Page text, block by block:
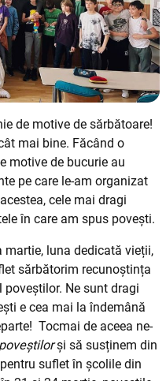
de motive de sărbătoare!
mai bine. Făcând o
motive de bucurie au
pe care le-am organizat
cele mai dragi
în care am spus povești.
luna dedicată vieții,
sărbătorim recunoștința
Ne sunt dragi
e cea mai la îndemână
Tocmai de aceea ne-
și să susținem din
suflet în școlile din